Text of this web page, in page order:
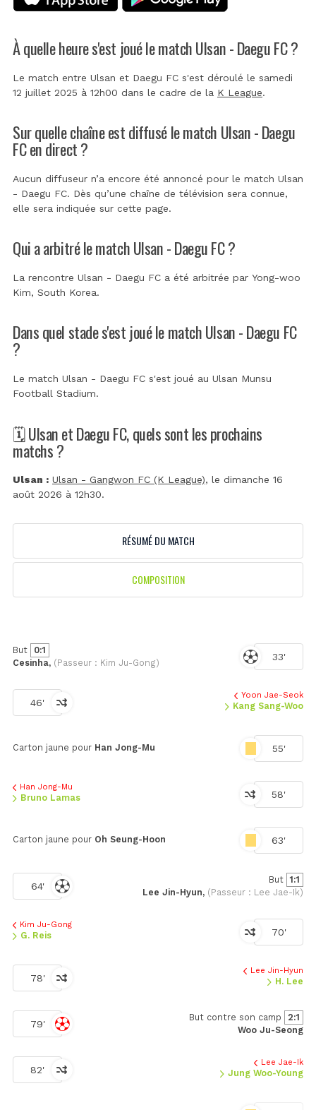
À quelle heure s'est joué le match Ulsan - Daegu FC ?
Le match entre Ulsan et Daegu FC s'est déroulé le samedi
12 juillet 2025 à 12h00 dans le cadre de la K League.
Sur quelle chaîne est diffusé le match Ulsan - Daegu
FC en direct ?
Aucun diffuseur n’a encore été annoncé pour le match Ulsan
- Daegu FC. Dès qu’une chaîne de télévision sera connue,
elle sera indiquée sur cette page.
Qui a arbitré le match Ulsan - Daegu FC ?
La rencontre Ulsan - Daegu FC a été arbitrée par Yong-woo
Kim, South Korea.
Dans quel stade s'est joué le match Ulsan - Daegu FC
?
Le match Ulsan - Daegu FC s'est joué au Ulsan Munsu
Football Stadium.
🗓️ Ulsan et Daegu FC, quels sont les prochains
matchs ?
Ulsan : Ulsan - Gangwon FC (K League), le dimanche 16
août 2026 à 12h30.
RÉSUMÉ DU MATCH
COMPOSITION
33'
But
0:1
Cesinha, (Passeur : Kim Ju-Gong)
46'
Yoon Jae-Seok
Kang Sang-Woo
55'
Carton jaune pour Han Jong-Mu
58'
Han Jong-Mu
Bruno Lamas
63'
Carton jaune pour Oh Seung-Hoon
64'
But 1:1
Lee Jin-Hyun, (Passeur : Lee Jae-Ik)
70'
Kim Ju-Gong
G. Reis
78'
Lee Jin-Hyun
H. Lee
79'
But contre son camp
2:1
Woo Ju-Seong
82'
Lee Jae-Ik
Jung Woo-Young